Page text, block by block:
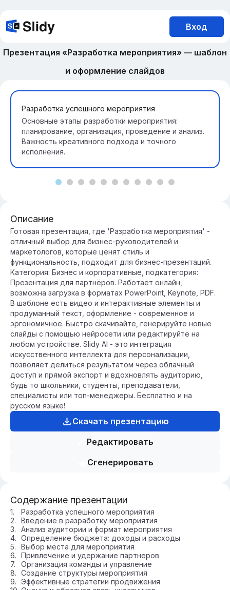
Вход
Презентация «Разработка мероприятия» — шаблон
и оформление слайдов
Разработка успешного мероприятия
Основные этапы разработки мероприятия:
планирование, организация, проведение и анализ.
Важность креативного подхода и точного
исполнения.
Описание
Готовая презентация, где 'Разработка мероприятия' -
отличный выбор для бизнес-руководителей и
маркетологов, которые ценят стиль и
функциональность, подходит для бизнес-презентаций.
Категория: Бизнес и корпоративные, подкатегория:
Презентация для партнёров. Работает онлайн,
возможна загрузка в форматах PowerPoint, Keynote, PDF.
В шаблоне есть видео и интерактивные элементы и
продуманный текст, оформление - современное и
эргономичное. Быстро скачивайте, генерируйте новые
слайды с помощью нейросети или редактируйте на
любом устройстве. Slidy AI - это интеграция
искусственного интеллекта для персонализации,
позволяет делиться результатом через облачный
доступ и прямой экспорт и вдохновлять аудиторию,
будь то школьники, студенты, преподаватели,
специалисты или топ-менеджеры. Бесплатно и на
русском языке!
Скачать презентацию
Редактировать
Сгенерировать
Содержание презентации
Разработка успешного мероприятия
Введение в разработку мероприятия
Анализ аудитории и формат мероприятия
Определение бюджета: доходы и расходы
Выбор места для мероприятия
Привлечение и удержание партнеров
Организация команды и управление
Создание структуры мероприятия
Эффективные стратегии продвижения